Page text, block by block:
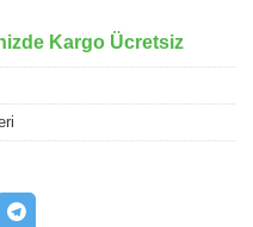
Kargo Ücretsiz